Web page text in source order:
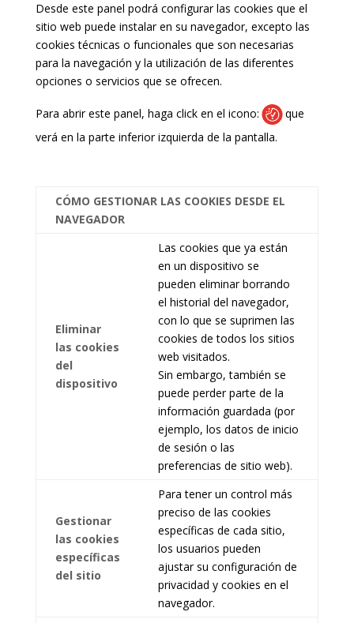
Desde este panel podrá configurar las cookies que el
sitio web puede instalar en su navegador, excepto las
cookies técnicas o funcionales que son necesarias
para la navegación y la utilización de las diferentes
opciones o servicios que se ofrecen.
Para abrir este panel, haga click en el icono:
que
verá en la parte inferior izquierda de la pantalla.
CÓMO GESTIONAR LAS COOKIES DESDE EL
NAVEGADOR
Eliminar
las cookies
del
dispositivo
Las cookies que ya están
en un dispositivo se
pueden eliminar borrando
el historial del navegador,
con lo que se suprimen las
cookies de todos los sitios
web visitados.
Sin embargo, también se
puede perder parte de la
información guardada (por
ejemplo, los datos de inicio
de sesión o las
preferencias de sitio web).
Gestionar
las cookies
específicas
del sitio
Para tener un control más
preciso de las cookies
específicas de cada sitio,
los usuarios pueden
ajustar su configuración de
privacidad y cookies en el
navegador.